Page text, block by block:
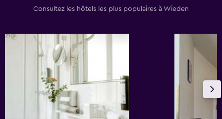
Consultez les hôtels les plus populaires à Wieden